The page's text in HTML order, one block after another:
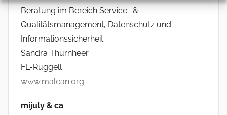
Beratung im Bereich Service- &
Qualitätsmanagement, Datenschutz und
Informationssicherheit
Sandra Thurnheer
FL-Ruggell
www.malean.org
mijuly & ca